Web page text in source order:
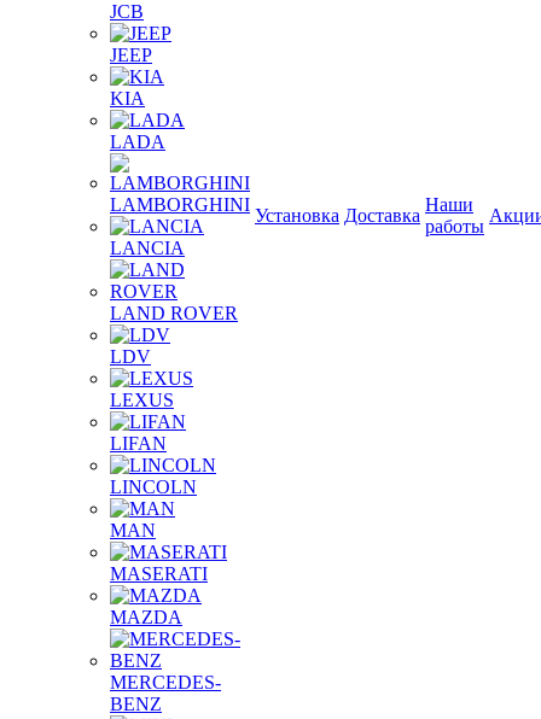
JCB
JEEP
KIA
LADA
LAMBORGHINI
LANCIA
LAND ROVER
LDV
LEXUS
LIFAN
LINCOLN
MAN
MASERATI
MAZDA
MERCEDES-
BENZ
Установка Доставка
Наши
работы